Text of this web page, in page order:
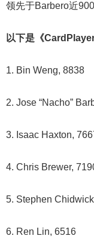
领先于Barbero近900
以下是《
1. Bin Weng, 8838
2. Jose “Nacho”
3. Isaac Haxton,
4. Chris Brewer,
5. Stephen
6. Ren Lin, 6516